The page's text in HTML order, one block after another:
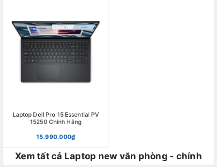
Laptop Dell Pro 15 Essential PV
15250 Chính Hãng
15.990.000₫
Xem tất cả Laptop new văn phòng - chính